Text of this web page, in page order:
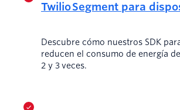
Twilio Segment para
Descubre cómo nuestros SDK
reducen el consumo de energía
2 y 3 veces.